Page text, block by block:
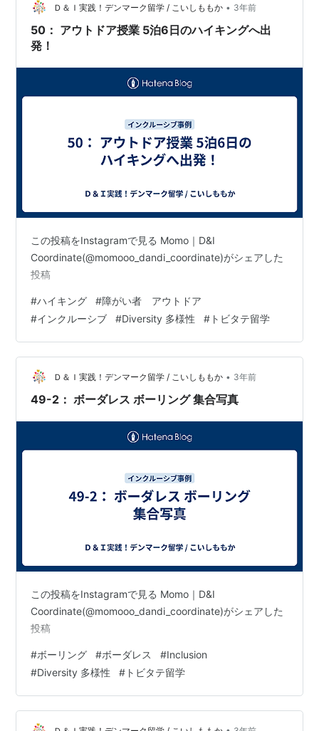
Ｄ＆Ｉ実践！デンマーク留学 / こいしももか • 3年前
50： アウトドア授業 5泊6日のハイキングへ出
発！
この投稿をInstagramで見る Momo｜D&I
Coordinate(@momooo_dandi_coordinate)がシェアした
投稿
#ハイキング #障がい者 アウトドア
#インクルーシブ #Diversity 多様性 # トビタテ留学
Ｄ＆Ｉ実践！デンマーク留学 / こいしももか • 3年前
49-2： ボーダレス ボーリング 集合写真
この投稿をInstagramで見る Momo｜D&I
Coordinate(@momooo_dandi_coordinate)がシェアした
投稿
#ボーリング #ボーダレス #Inclusion
#Diversity 多様性 # トビタテ留学